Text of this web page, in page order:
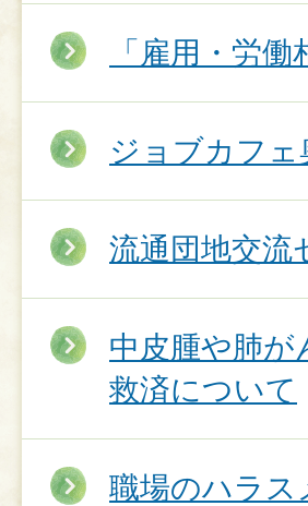
「雇用・労
ジョブカフ
流通団地交流
中皮腫や肺が
救済について
職場のハラス